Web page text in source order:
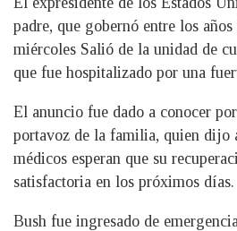
padre, que gobernó entre los
miércoles Salió de la unidad de
que fue hospitalizado por una
El anuncio fue dado a conocer
portavoz de la familia, quien dijo
médicos esperan que su
satisfactoria en los próximos días.
Bush fue ingresado de